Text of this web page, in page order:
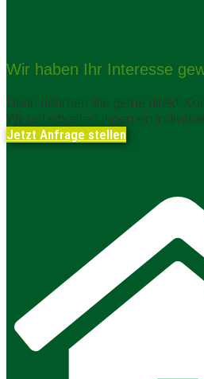
Wir haben Ihr Interesse
Dann nehmen Sie gerne direkt
Wir unterbreiten Ihnen ein
Jetzt Anfrage stellen